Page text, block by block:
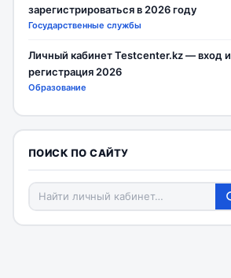
зарегистрироваться в 2026 году
Государственные службы
Личный кабинет Testcenter.kz — вход и
регистрация 2026
Образование
ПОИСК ПО САЙТУ